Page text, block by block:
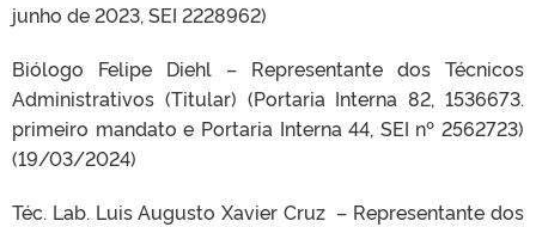
junho de 2023, SEI 2228962)
Biólogo Felipe Diehl – Representante dos Técnicos
Administrativos (Titular) (Portaria Interna 82, 1536673.
primeiro mandato e Portaria Interna 44, SEI nº 2562723)
(19/03/2024)
Téc. Lab. Luis Augusto Xavier Cruz – Representante dos